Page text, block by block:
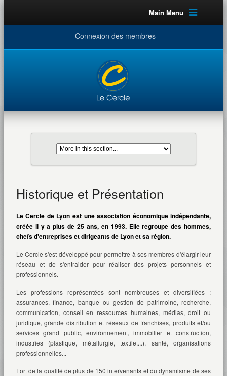
Main Menu
Connexion des membres
Historique et Présentation
Le Cercle de Lyon est une association économique indépendante,
créée il y a plus de 25 ans, en 1993. Elle regroupe des hommes,
chefs d'entreprises et dirigeants de Lyon et sa région.
Le Cercle s'est développé pour permettre à ses membres d'élargir leur
réseau et de s'entraider pour réaliser des projets personnels et
professionnels.
Les professions représentées sont nombreuses et diversifiées :
assurances, finance, banque ou gestion de patrimoine, recherche,
communication, conseil en ressources humaines, médias, droit ou
juridique, grande distribution et réseaux de franchises, produits et/ou
services grand public, environnement, immobilier et construction,
industries (plastique, métallurgie, textile,...), santé, organisations
professionnelles...
Fort de la qualité de plus de 150 intervenants et du dynamisme de ses